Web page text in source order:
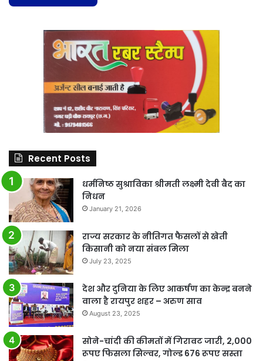
Recent Posts
धर्मनिष्ठ सुश्राविका श्रीमती लक्ष्मी देवी बैद का
निधन
January 21, 2026
राज्य सरकार के नीतिगत फैसलों से खेती
किसानी को नया संबल मिला
July 23, 2025
देश और दुनिया के लिए आकर्षण का केन्द्र बनने
वाला है रायपुर शहर – अरुण साव
August 23, 2025
सोने-चांदी की कीमतों में गिरावट जारी, 2,000
रूपए फिसला सिल्वर, गोल्ड 676 रूपए सस्ता